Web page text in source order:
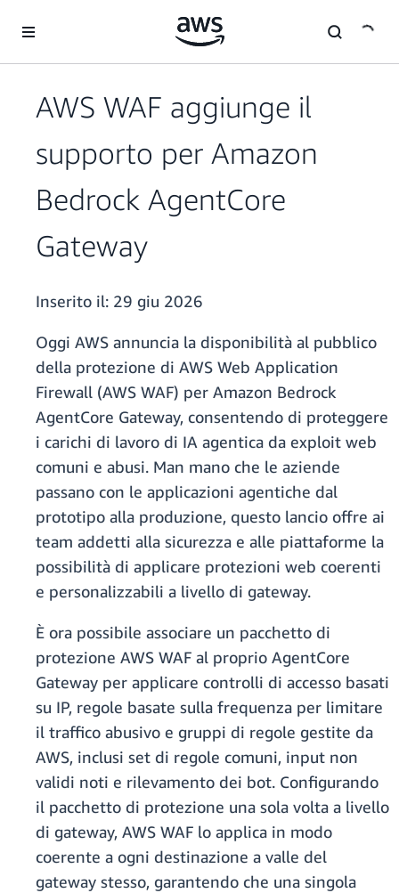
AWS WAF aggiunge il
supporto per Amazon
Bedrock AgentCore
Gateway
Inserito il: 29 giu 2026
Oggi AWS annuncia la disponibilità al pubblico
della protezione di AWS Web Application
Firewall (AWS WAF) per Amazon Bedrock
AgentCore Gateway, consentendo di proteggere
i carichi di lavoro di IA agentica da exploit web
comuni e abusi. Man mano che le aziende
passano con le applicazioni agentiche dal
prototipo alla produzione, questo lancio offre ai
team addetti alla sicurezza e alle piattaforme la
possibilità di applicare protezioni web coerenti
e personalizzabili a livello di gateway.
È ora possibile associare un pacchetto di
protezione AWS WAF al proprio AgentCore
Gateway per applicare controlli di accesso basati
su IP, regole basate sulla frequenza per limitare
il traffico abusivo e gruppi di regole gestite da
AWS, inclusi set di regole comuni, input non
validi noti e rilevamento dei bot. Configurando
il pacchetto di protezione una sola volta a livello
di gateway, AWS WAF lo applica in modo
coerente a ogni destinazione a valle del
gateway stesso, garantendo che una singola